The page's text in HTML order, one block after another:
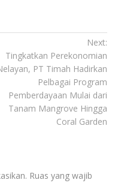
Next:
Tingkatkan Perekonomian
PT Timah Hadirkan
Pelbagai Program
Pemberdayaan Mulai dari
Tanam Mangrove Hingga
Coral Garden
Ruas yang wajib